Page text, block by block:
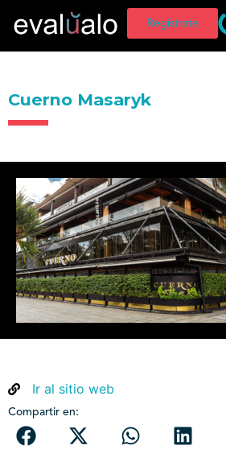
Regístrate
Cuerno Masaryk
Ir al sitio web
Compartir en: